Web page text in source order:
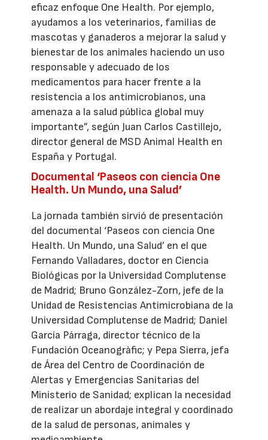
eficaz enfoque One Health. Por ejemplo,
ayudamos a los veterinarios, familias de
mascotas y ganaderos a mejorar la salud y
bienestar de los animales haciendo un uso
responsable y adecuado de los
medicamentos para hacer frente a la
resistencia a los antimicrobianos, una
amenaza a la salud pública global muy
importante”, según Juan Carlos Castillejo,
director general de MSD Animal Health en
España y Portugal.
Documental ‘Paseos con ciencia One
Health. Un Mundo, una Salud’
La jornada también sirvió de presentación
del documental ‘Paseos con ciencia One
Health. Un Mundo, una Salud’ en el que
Fernando Valladares, doctor en Ciencia
Biológicas por la Universidad Complutense
de Madrid; Bruno González-Zorn, jefe de la
Unidad de Resistencias Antimicrobiana de la
Universidad Complutense de Madrid; Daniel
García Párraga, director técnico de la
Fundación Oceanogràfic; y Pepa Sierra, jefa
de Área del Centro de Coordinación de
Alertas y Emergencias Sanitarias del
Ministerio de Sanidad; explican la necesidad
de realizar un abordaje integral y coordinado
de la salud de personas, animales y